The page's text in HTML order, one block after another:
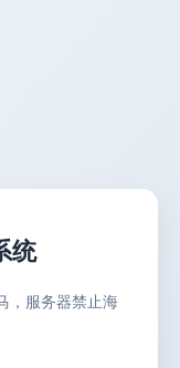
统
，服务器禁止海